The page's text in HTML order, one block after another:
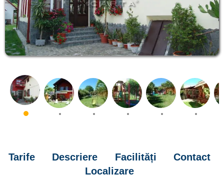
Tarife Descriere Facilități
Contact
Localizare